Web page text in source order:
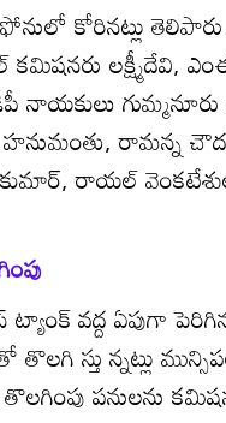
కోరినట్లు
లక్ష్మీదేవి,
నాయకులు
రామన్న
రాయల్‌
వద్ద ఏపుగా
స్తు న్నట్లు
తొలగింపు పనులను